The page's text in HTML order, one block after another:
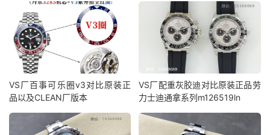
VS厂百事可乐圈v3对比原装正
品以及CLEAN厂版本
VS厂配重灰胶迪对比原装正品劳
力士迪通拿系列m126519ln